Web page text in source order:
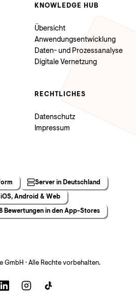
KNOWLEDGE HUB
Übersicht
Anwendungsentwicklung
Daten- und Prozessanalyse
Digitale Vernetzung
RECHTLICHES
Datenschutz
Impressum
Server in Deutschland
iOS, Android & Web
Bewertungen in den App-Stores
· Alle Rechte vorbehalten.